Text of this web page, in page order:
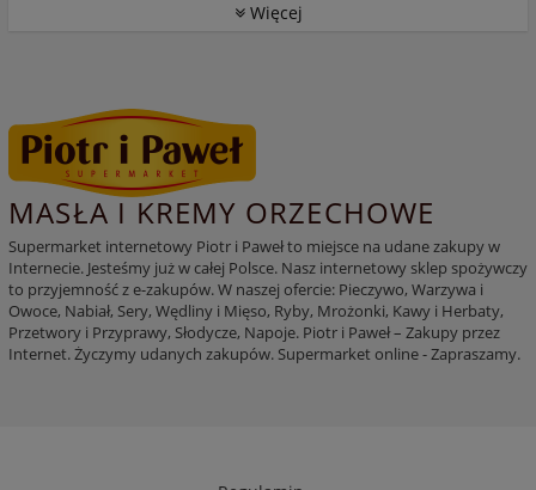
Więcej
MASŁA I KREMY ORZECHOWE
Supermarket internetowy Piotr i Paweł to miejsce na udane zakupy w
Internecie. Jesteśmy już w całej Polsce. Nasz internetowy sklep spożywczy
to przyjemność z e-zakupów. W naszej ofercie: Pieczywo, Warzywa i
Owoce, Nabiał, Sery, Wędliny i Mięso, Ryby, Mrożonki, Kawy i Herbaty,
Przetwory i Przyprawy, Słodycze, Napoje. Piotr i Paweł – Zakupy przez
Internet. Życzymy udanych zakupów. Supermarket online - Zapraszamy.